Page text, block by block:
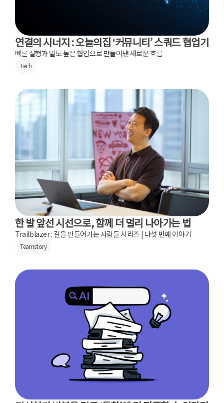
연결의 시너지 : 오늘의집 ‘커뮤니티’ 스쿼드 협업기
빠른 실행과 밀도 높은 협업으로 만들어낸 새로운 흐름
Tech
한 발 앞선 시선으로, 함께 더 멀리 나아가는 법
Trailblazer : 길을 만들어가는 사람들 시리즈 | 다섯 번째 이야기
Teamstory